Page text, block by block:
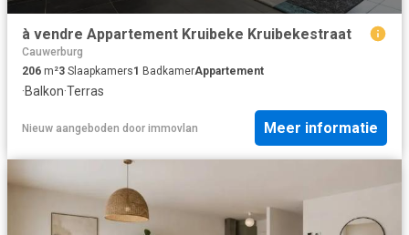
à vendre Appartement Kruibeke Kruibekestraat
Cauwerburg
206 m²3 Slaapkamers1 BadkamerAppartement
·Balkon·Terras
Nieuw aangeboden door immovlan Meer informatie